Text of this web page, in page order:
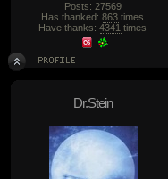
Posts: 27569
Has thanked:863 times
Have thanks:4341 times
Dr.Stein